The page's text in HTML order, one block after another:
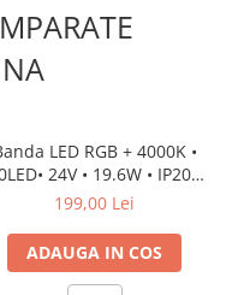
LED RGB + 4000K •
24V • 19.6W • IP20 •
500lm • 12mm • Versiunea
199,00 Lei
ADAUGA IN COS